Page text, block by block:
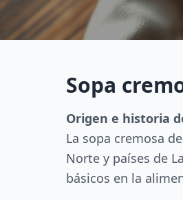
Sopa
Origen e historia
La sopa cremosa
Norte y países de
básicos en la